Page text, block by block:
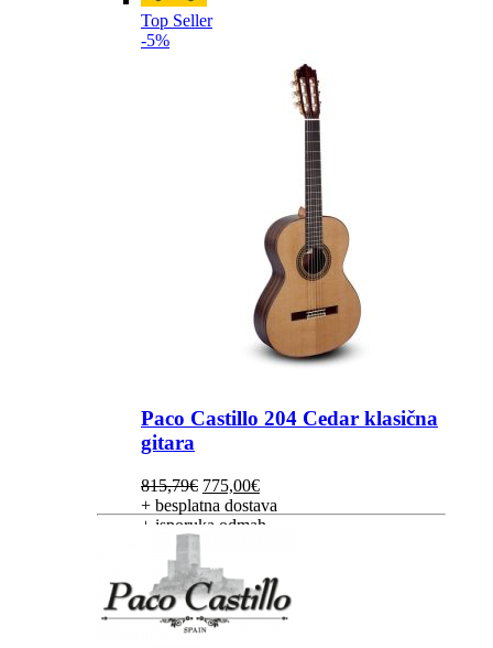
Top Seller
-5%
Paco Castillo 204 Cedar klasična
gitara
815,79€ Izvorna
cijena
bila
815,79€.
775,00€Trenutna
cijena
je:
+ besplatna dostava
+ isporuka odmah